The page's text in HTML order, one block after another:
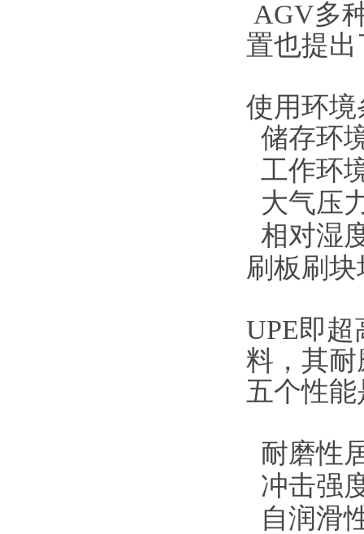
AGV多
置也提
使用环
储存环
工作环
大气压
相对湿
刷板刷
UPE即
料，其
五个性
耐磨性
冲击强
自润滑